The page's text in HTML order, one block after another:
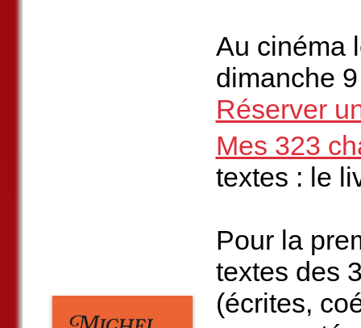
Au cinéma
dimanche
Réserver
Mes 323
textes : le
Pour la
textes des
(écrites,